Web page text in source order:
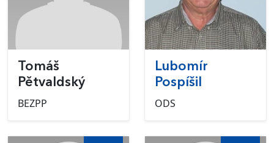
Tomáš
Pětvaldský
BEZPP
Lubomír
Pospíšil
ODS